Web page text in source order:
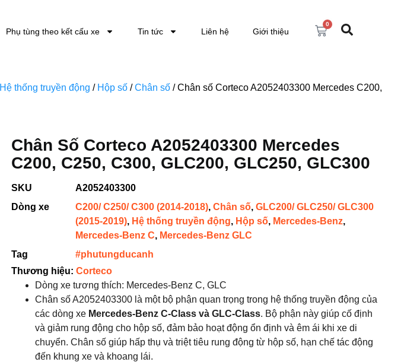
Phụ tùng theo kết cấu xe Tin tức Liên hệ Giới thiệu
0
Hệ thống truyền động / Hộp số /Chân số / Chân số Corteco A2052403300 Mercedes C200,
Chân Số Corteco A2052403300 Mercedes
C200, C250, C300, GLC200, GLC250, GLC300
SKU
A2052403300
Dòng xe
C200/ C250/ C300 (2014-2018), Chân số, GLC200/ GLC250/ GLC300
(2015-2019), Hệ thống truyền động, Hộp số, Mercedes-Benz,
Mercedes-Benz C, Mercedes-Benz GLC
Tag
#phutungducanh
Thương hiệu: Corteco
Dòng xe tương thích: Mercedes-Benz C, GLC
Chân số A2052403300 là một bộ phận quan trọng trong hệ thống truyền động của
các dòng xe Mercedes-Benz C-Class và GLC-Class. Bộ phận này giúp cố định
và giảm rung động cho hộp số, đảm bảo hoạt động ổn định và êm ái khi xe di
chuyển. Chân số giúp hấp thụ và triệt tiêu rung động từ hộp số, hạn chế tác động
đến khung xe và khoang lái.